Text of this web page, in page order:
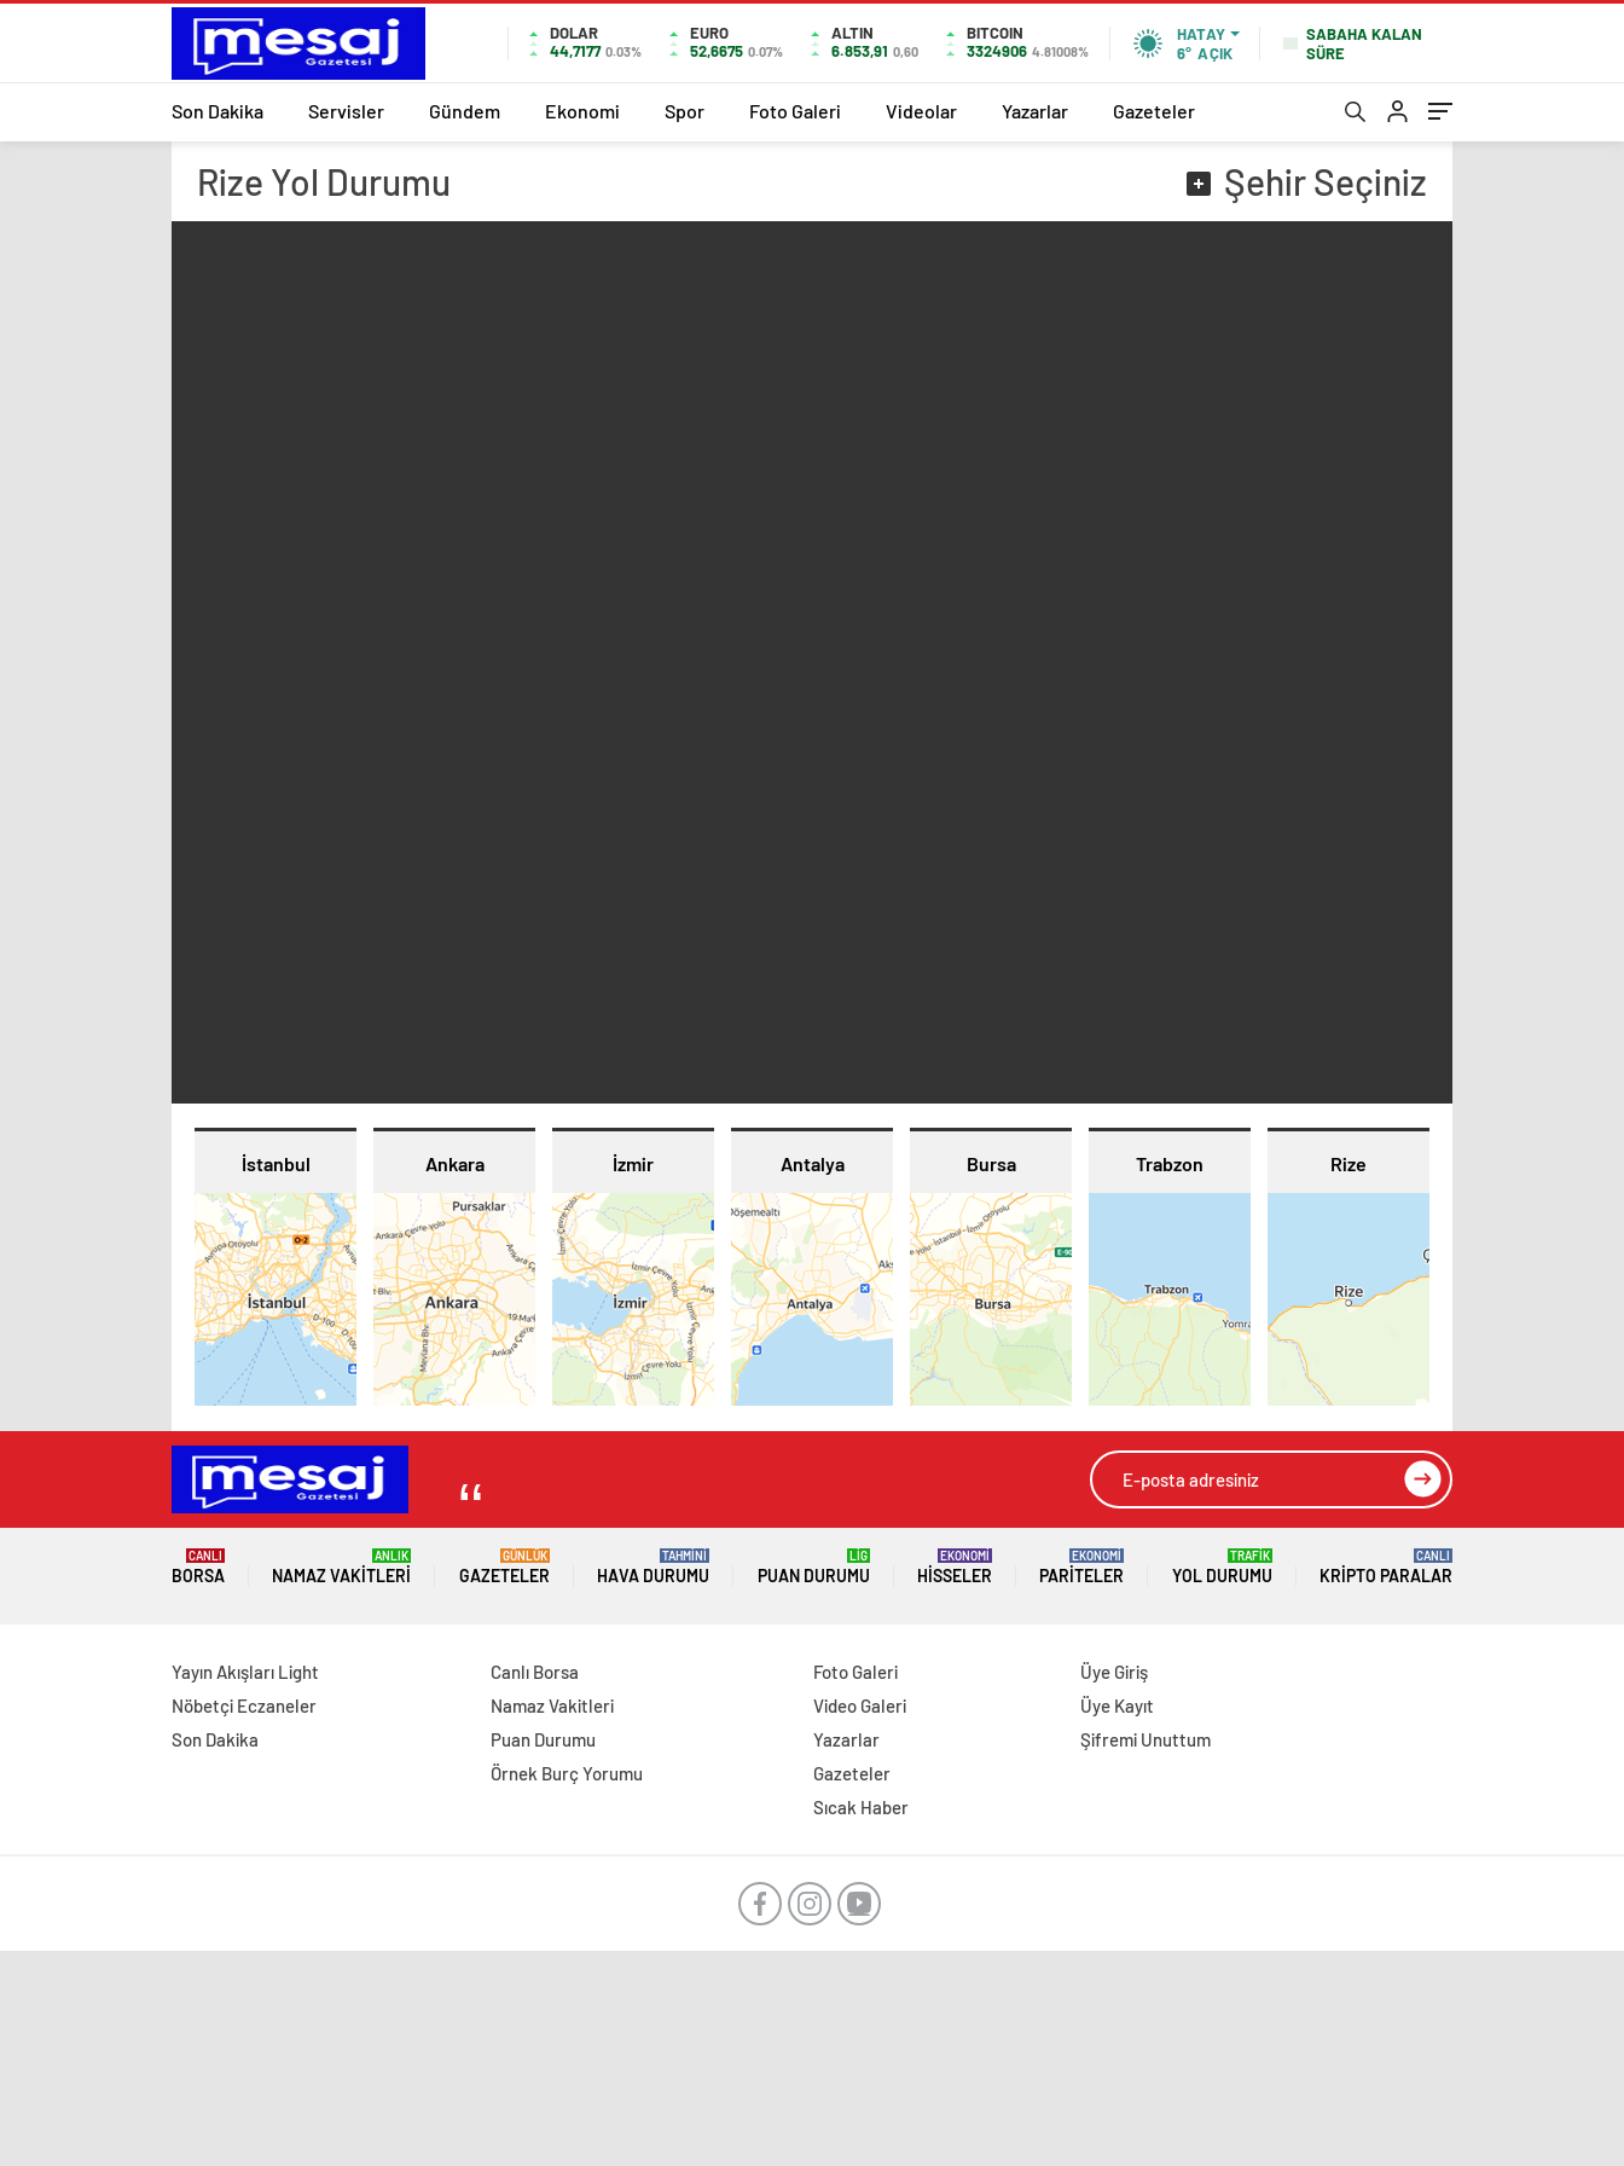
DOLAR
44,7177 0.03%
EURO
52,6675 0.07%
ALTIN
6.853,91 0,60
BITCOIN
3324906 4.81008%
HATAY
6° AÇIK
SABAHA KALAN
SÜRE
Son Dakika Servisler Gündem Ekonomi Spor Foto Galeri Videolar Yazarlar Gazeteler
Rize Yol Durumu ŞehirSeçiniz
İstanbul Ankara İzmir Antalya Bursa Trabzon Rize
BORSA
CANLI
NAMAZ VAKITLERI
ANLIK
GAZETELER
GÜNLÜK
HAVA DURUMU
TAHMİNİ
PUAN DURUMU
LİG
HISSELER
EKONOMİ
PARITELER
EKONOMİ
YOL DURUMU
TRAFİK
KRIPTO PARALAR
CANLI
Yayın Akışları Light
Nöbetçi Eczaneler
Son Dakika
Canlı Borsa
Namaz Vakitleri
Puan Durumu
Örnek Burç Yorumu
Foto Galeri
Video Galeri
Yazarlar
Gazeteler
Sıcak Haber
Üye Giriş
Üye Kayıt
Şifremi Unuttum